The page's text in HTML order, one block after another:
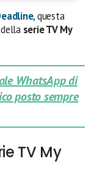
, questa
serie TVMy
WhatsApp di
posto sempre
TV My